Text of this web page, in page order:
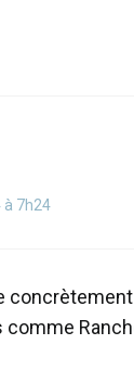
à 7h24